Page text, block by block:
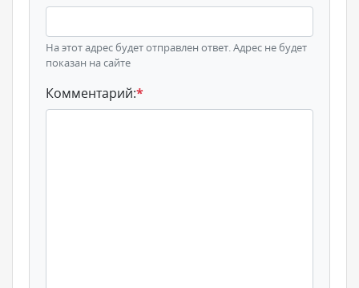
На этот адрес будет отправлен ответ. Адрес не будет
показан на сайте
Комментарий:*